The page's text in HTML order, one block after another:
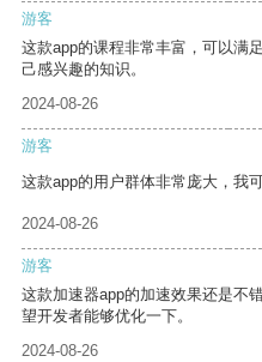
游客
这款app的课程非常丰富，可以满
己感兴趣的知识。
2024-08-26
游客
这款app的用户群体非常庞大，我
2024-08-26
游客
这款加速器app的加速效果还是不
望开发者能够优化一下。
2024-08-26